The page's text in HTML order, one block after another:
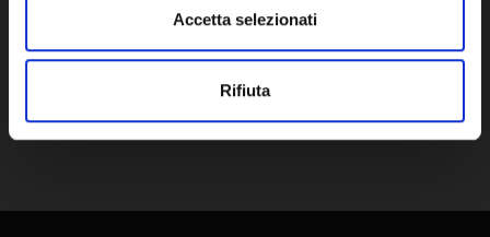
Accetta selezionati
Rifiuta